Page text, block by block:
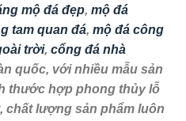
mộ đá đẹp, mộ đá
tam quan đá, mộ đá công
trời, cổng đá nhà
quốc, với nhiều mẫu sản
thước hợp phong thủy lỗ
chất lượng sản phẩm luôn